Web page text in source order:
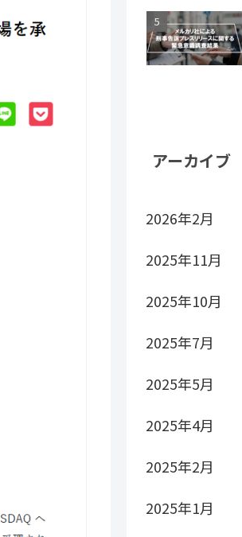
アーカイブ
2026年2月
2025年11月
2025年10月
2025年7月
2025年5月
2025年4月
2025年2月
2025年1月